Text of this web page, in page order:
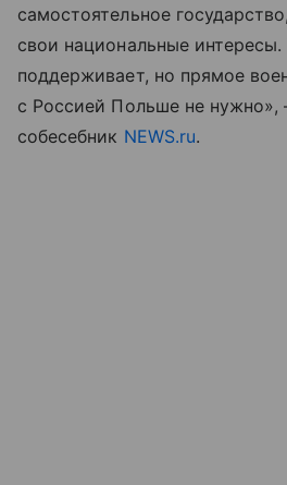
самостоятельное
свои национальные
поддерживает, но прямое
с Россией Польше не нужно»,
собесебник NEWS.ru.